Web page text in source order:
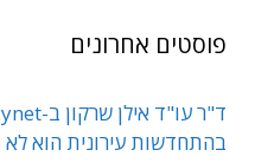
פוסטים אחרונים
בהתחדשות עירונית הוא